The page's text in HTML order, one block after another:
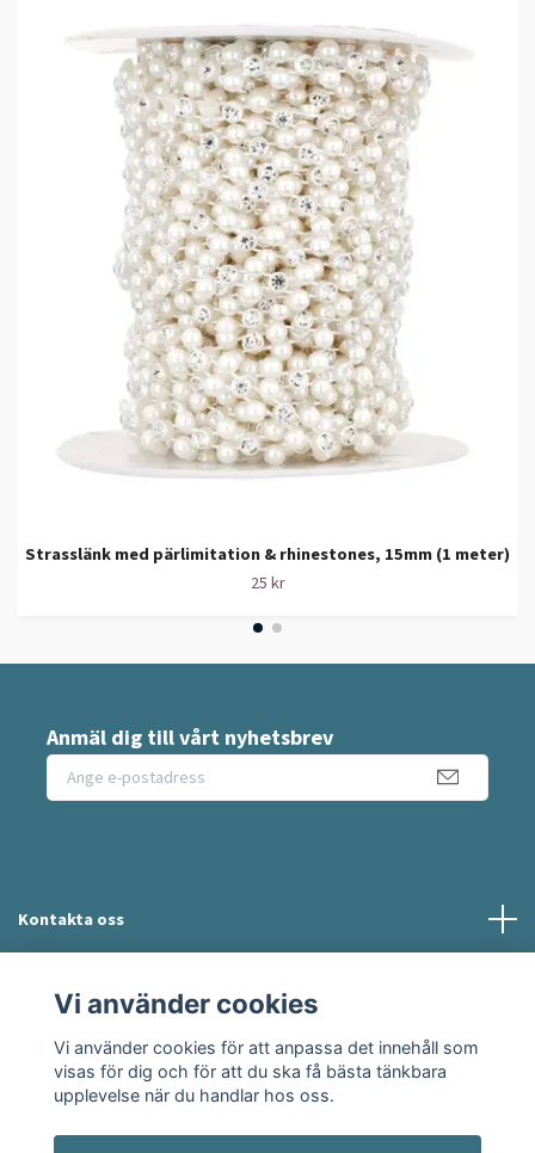
Strasslänk med pärlimitation & rhinestones, 15mm (1 meter)
25 kr
Anmäl dig till vårt nyhetsbrev
Kontakta oss
Sociala medier
Vi använder cookies
Vi använder cookies för att anpassa det innehåll som
visas för dig och för att du ska få bästa tänkbara
upplevelse när du handlar hos oss.